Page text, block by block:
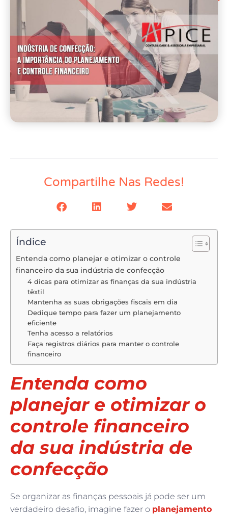
Compartilhe Nas Redes!
Índice
Entenda como planejar e otimizar o controle
financeiro da sua indústria de confecção
4 dicas para otimizar as finanças da sua indústria
têxtil
Mantenha as suas obrigações fiscais em dia
Dedique tempo para fazer um planejamento
eficiente
Tenha acesso a relatórios
Faça registros diários para manter o controle
financeiro
Entenda como
planejar e otimizar o
controle financeiro
da sua indústria de
confecção
Se organizar as finanças pessoais já pode ser um
verdadeiro desafio, imagine fazer o planejamento